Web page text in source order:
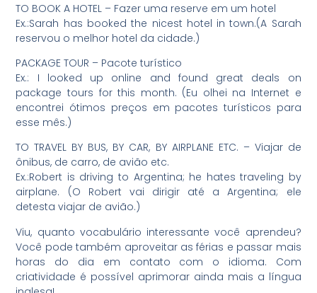
TO BOOK A HOTEL – Fazer uma reserve em um hotel
Ex.:Sarah has booked the nicest hotel in town.(A Sarah
reservou o melhor hotel da cidade.)
PACKAGE TOUR – Pacote turístico
Ex.: I looked up online and found great deals on
package tours for this month. (Eu olhei na Internet e
encontrei ótimos preços em pacotes turísticos para
esse mês.)
TO TRAVEL BY BUS, BY CAR, BY AIRPLANE ETC. – Viajar de
ônibus, de carro, de avião etc.
Ex.:Robert is driving to Argentina; he hates traveling by
airplane. (O Robert vai dirigir até a Argentina; ele
detesta viajar de avião.)
Viu, quanto vocabulário interessante você aprendeu?
Você pode também aproveitar as férias e passar mais
horas do dia em contato com o idioma. Com
criatividade é possível aprimorar ainda mais a língua